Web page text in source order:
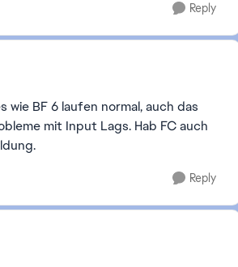
Reply
BF 6 laufen normal, auch das
mit Input Lags. Hab FC auch
Reply